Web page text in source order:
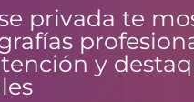
privada te
y